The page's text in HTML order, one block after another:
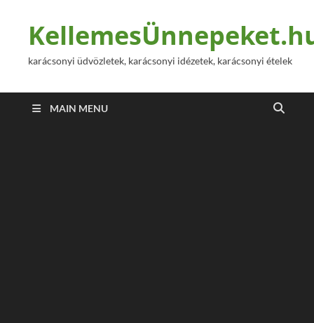
karácsonyi üdvözletek, karácsonyi idézetek, karácsonyi ételek
MAIN MENU